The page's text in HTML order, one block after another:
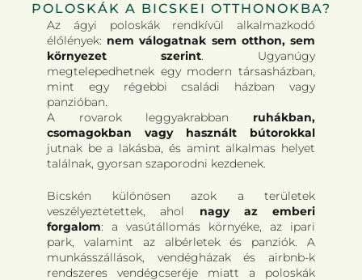
POLOSKÁK A BICSKEI OTTHONOKBA?
Az ágyi poloskák rendkívül alkalmazkodó
élőlények: nem válogatnak sem otthon, sem
környezet szerint. Ugyanúgy
megtelepedhetnek egy modern társasházban,
mint egy régebbi családi házban vagy
panzióban.
A rovarok leggyakrabban ruhákban,
csomagokban vagy használt bútorokkal
jutnak be a lakásba, és amint alkalmas helyet
találnak, gyorsan szaporodni kezdenek.
Bicskén különösen azok a területek
veszélyeztetettek, ahol nagy az emberi
forgalom: a vasútállomás környéke, az ipari
park, valamint az albérletek és panziók. A
munkásszállások, vendégházak és airbnb-k
rendszeres vendégcseréje miatt a poloskák